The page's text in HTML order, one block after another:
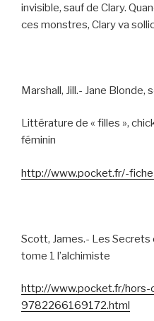
invisible, sauf de Clary.
ces monstres, Clary va
Marshall, Jill.- Jane Blonde,
Littérature de « filles »,
féminin
http://www.pocket.fr/-
Scott, James.- Les Secrets
tome 1 l’alchimiste
http://www.pocket.fr/
9782266169172.html